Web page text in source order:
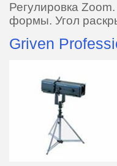
Регулировка
формы. Угол
Griven